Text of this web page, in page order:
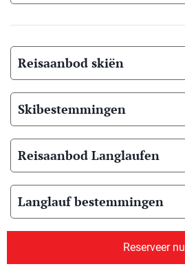
Reserveer nu
Reisaanbod skiën
Skibestemmingen
Reisaanbod Langlaufen
Langlauf bestemmingen
Reisaanbod zomer